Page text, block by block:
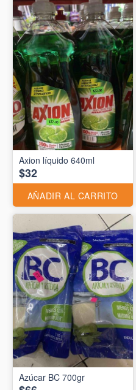
Axion líquido 640ml
$32
AÑADIR AL CARRITO
Azúcar BC 700gr